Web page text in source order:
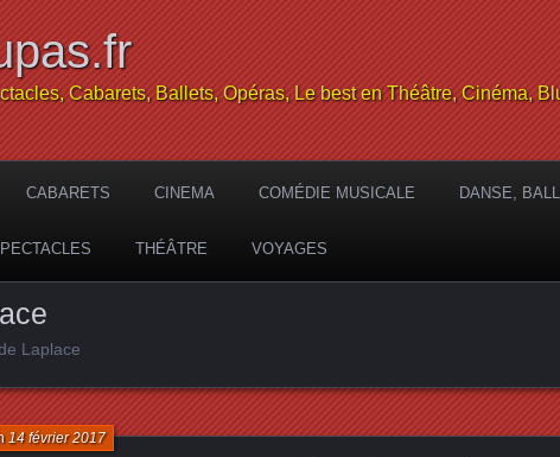
Cabarets, Ballets, Opéras, Le best en Théâtre, Cinéma,
CABARETS CINEMA COMÉDIE MUSICALE DANSE,
THÉÂTRE VOYAGES
Laplace
14 février 2017